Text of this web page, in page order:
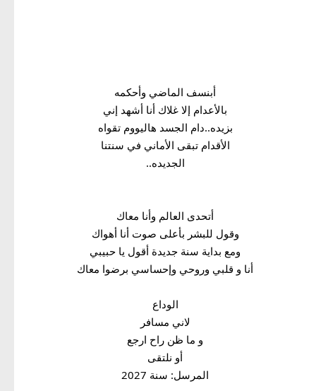
أبنسف الماضي وأحكمه
بالأعدام إلا غلاك أنا أشهد إني
بزيده..دام الجسد هاليووم تقواه
الأقدام تبقى الأماني في سنتنا
الجديده..
أتحدى العالم وأنا معاك
وقول للبشر بأعلى صوت أنا أهواك
ومع بداية سنة جديدة أقول يا حبيبي
أنا و قلبي وروحي وإحساسي برضوا معاك
الوداع
لاني مسافر
و ما ظن راح ارجع
أو نلتقى
المرسل: سنة 2027